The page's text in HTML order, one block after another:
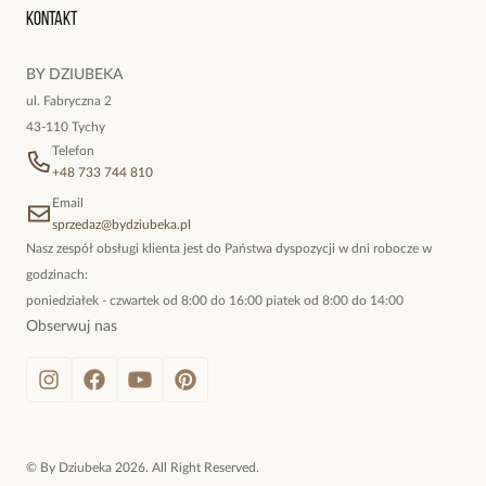
Oryginalne naszyjniki, topowe bransoletki, okazałe kolczyki,
Kontakt
BY DZIUBEKA
ul. Fabryczna 2
43-110 Tychy
Telefon
+48 733 744 810
Email
sprzedaz@bydziubeka.pl
Nasz zespół obsługi klienta jest do Państwa dyspozycji w dni robocze w
godzinach:
poniedziałek - czwartek od 8:00 do 16:00 piatek od 8:00 do 14:00
Obserwuj nas
© By Dziubeka 2026. All Right Reserved.